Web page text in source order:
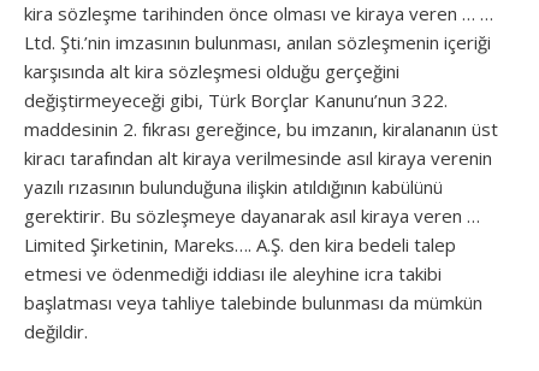
kira sözleşme tarihinden önce olması ve kiraya veren … …
Ltd. Şti.’nin imzasının bulunması, anılan sözleşmenin içeriği
karşısında alt kira sözleşmesi olduğu gerçeğini
değiştirmeyeceği gibi, Türk Borçlar Kanunu’nun 322.
maddesinin 2. fıkrası gereğince, bu imzanın, kiralananın üst
kiracı tarafından alt kiraya verilmesinde asıl kiraya verenin
yazılı rızasının bulunduğuna ilişkin atıldığının kabülünü
gerektirir. Bu sözleşmeye dayanarak asıl kiraya veren …
Limited Şirketinin, Mareks…. A.Ş. den kira bedeli talep
etmesi ve ödenmediği iddiası ile aleyhine icra takibi
başlatması veya tahliye talebinde bulunması da mümkün
değildir.